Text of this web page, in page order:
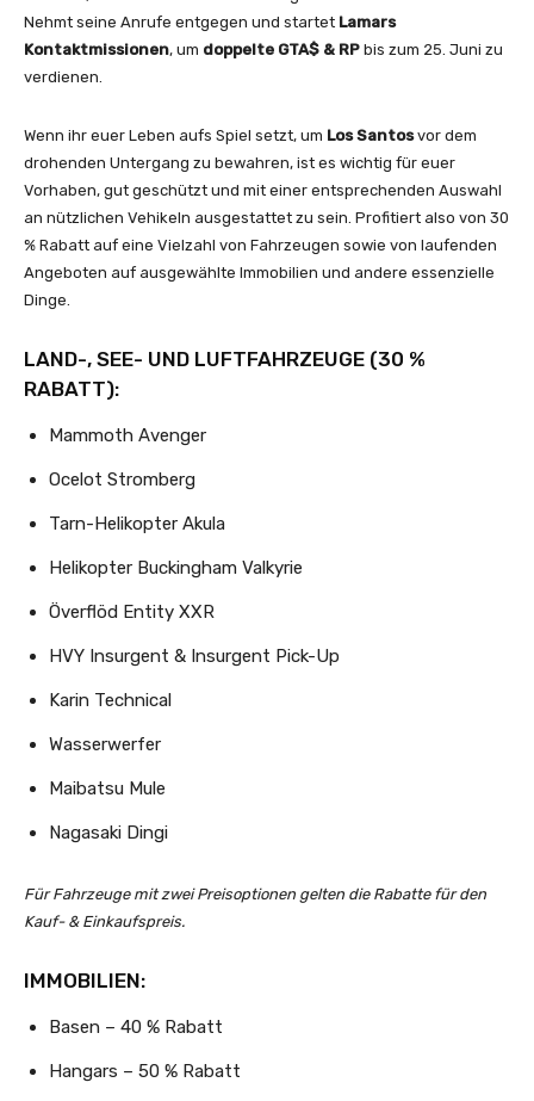
Nehmt seine Anrufe entgegen und startet Lamars
Kontaktmissionen, um doppelte GTA$ & RP bis zum 25. Juni zu
verdienen.
Wenn ihr euer Leben aufs Spiel setzt, um Los Santosvor dem
drohenden Untergang zu bewahren, ist es wichtig für euer
Vorhaben, gut geschützt und mit einer entsprechenden Auswahl
an nützlichen Vehikeln ausgestattet zu sein. Profitiert also von 30
% Rabatt auf eine Vielzahl von Fahrzeugen sowie von laufenden
Angeboten auf ausgewählte Immobilien und andere essenzielle
Dinge.
LAND-, SEE- UND LUFTFAHRZEUGE (30 %
RABATT):
Mammoth Avenger
Ocelot Stromberg
Tarn-Helikopter Akula
Helikopter Buckingham Valkyrie
Överflöd Entity XXR
HVY Insurgent & Insurgent Pick-Up
Karin Technical
Wasserwerfer
Maibatsu Mule
Nagasaki Dingi
Für Fahrzeuge mit zwei Preisoptionen gelten die Rabatte für den
Kauf- & Einkaufspreis.
IMMOBILIEN:
Basen – 40 % Rabatt
Hangars – 50 % Rabatt